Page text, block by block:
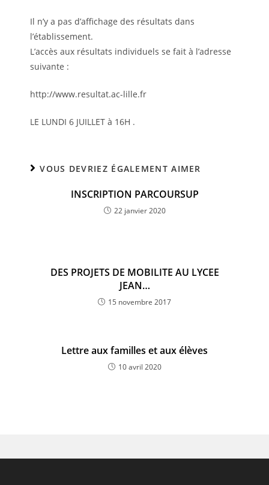
Il n’y a pas d’affichage des résultats dans
l’établissement.
L’accès aux résultats individuels se fait à l’adresse
suivante :
http://www.resultat.ac-lille.fr
LE LUNDI 6 JUILLET à 16H .
VOUS DEVRIEZ ÉGALEMENT AIMER
INSCRIPTION PARCOURSUP
22 janvier 2020
DES PROJETS DE MOBILITE AU LYCEE
JEAN…
15 novembre 2017
Lettre aux familles et aux élèves
10 avril 2020